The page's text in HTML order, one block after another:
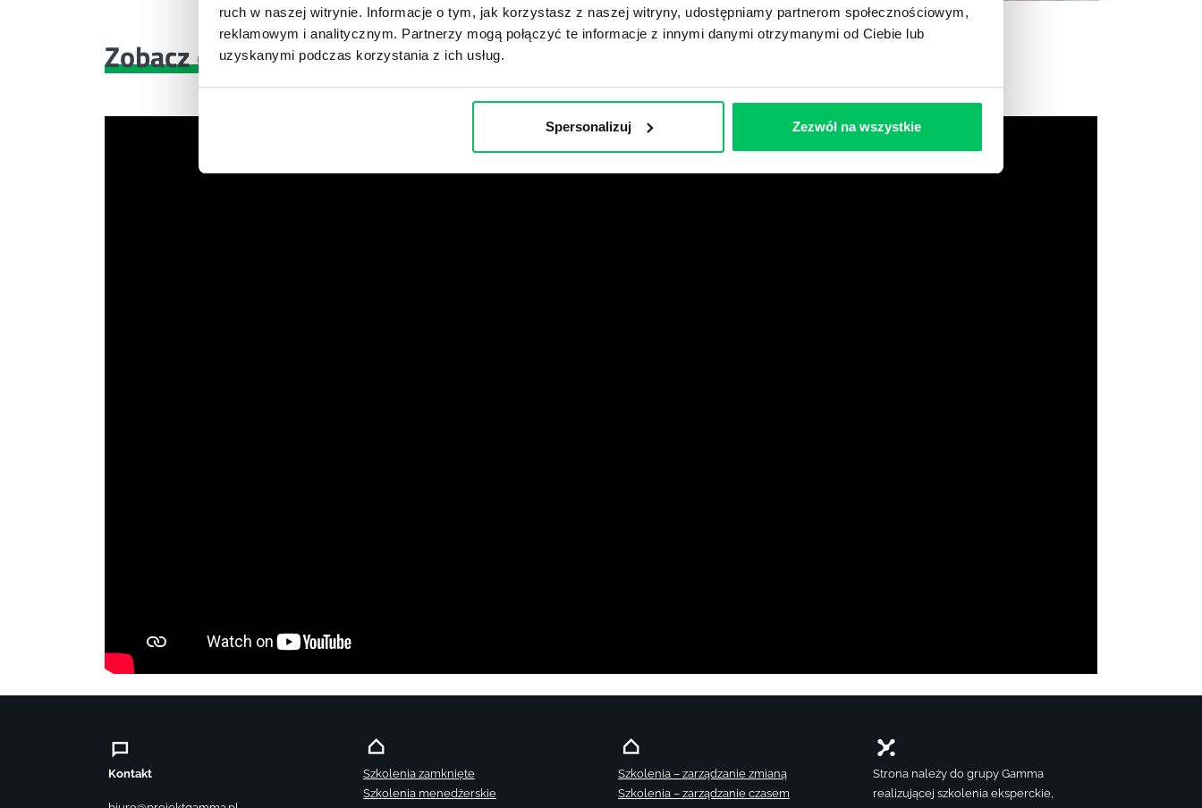
ruch w naszej witrynie. Informacje o tym, jak korzystasz z naszej witryny, udostępniamy partnerom społecznościowym,
reklamowym i analitycznym. Partnerzy mogą połączyć te informacje z innymi danymi otrzymanymi od Ciebie lub
uzyskanymi podczas korzystania z ich usług.
Spersonalizuj Zezwól na wszystkie
Zobacz co znajdzieszw wikiGamma+
Kontakt
Szkolenia zamknięte
Szkolenia menedżerskie
Szkolenia – zarządzanie zmianą
Szkolenia – zarządzanie czasem
Strona należy do grupy Gamma
realizującej szkolenia eksperckie,